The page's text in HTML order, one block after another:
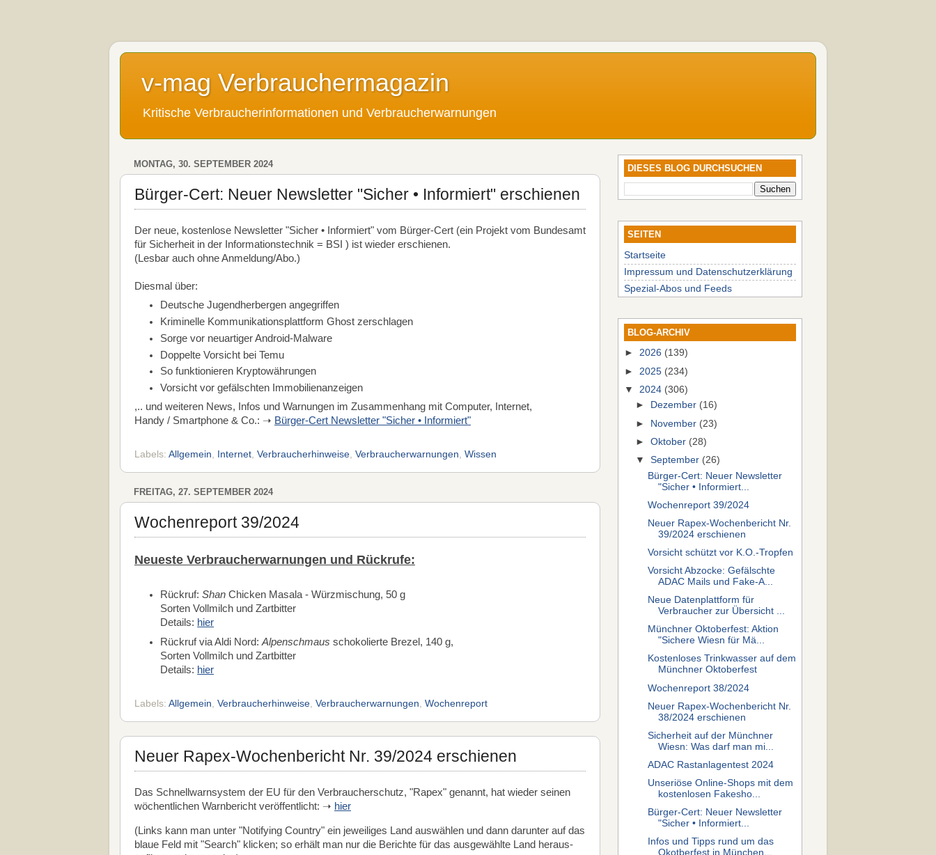
v-mag Verbrauchermagazin
Kritische Verbraucherinformationen und Verbraucherwarnungen
MONTAG, 30. SEPTEMBER 2024
Bürger-Cert: Neuer Newsletter "Sicher • Informiert" erschienen
Der neue, kostenlose Newsletter "Sicher • Informiert" vom Bürger-Cert (ein Projekt vom Bundesamt
für Sicherheit in der Informationstechnik = BSI ) ist wieder erschienen.
(Lesbar auch ohne Anmeldung/Abo.)
Diesmal über:
Deutsche Jugendherbergen angegriffen
Kriminelle Kommunikationsplattform Ghost zerschlagen
Sorge vor neuartiger Android-Malware
Doppelte Vorsicht bei Temu
So funktionieren Kryptowährungen
Vorsicht vor gefälschten Immobilienanzeigen
,.. und weiteren News, Infos und Warnungen im Zusammenhang mit Computer, Internet,
Handy / Smartphone & Co.: ➝ Bürger-Cert Newsletter "Sicher • Informiert"
Labels: Allgemein, Internet, Verbraucherhinweise, Verbraucherwarnungen, Wissen
FREITAG, 27. SEPTEMBER 2024
Wochenreport 39/2024
Neueste Verbraucherwarnungen und Rückrufe:
Rückruf:Shan Chicken Masala - Würzmischung, 50 g
Sorten Vollmilch und Zartbitter
Details: hier
Rückruf via Aldi Nord:Alpenschmaus schokolierte Brezel, 140 g,
Sorten Vollmilch und Zartbitter
Details: hier
Labels: Allgemein, Verbraucherhinweise, Verbraucherwarnungen, Wochenreport
Neuer Rapex-Wochenbericht Nr. 39/2024 erschienen
Das Schnellwarnsystem der EU für den Verbraucherschutz, "Rapex" genannt, hat wieder seinen
wöchentlichen Warnbericht veröffentlicht: ➝ hier
(Links kann man unter "Notifying Country" ein jeweiliges Land auswählen und dann darunter auf das
blaue Feld mit "Search" klicken; so erhält man nur die Berichte für das ausgewählte Land heraus-
DIESES BLOG DURCHSUCHEN
SEITEN
Startseite
Impressum und Datenschutzerklärung
Spezial-Abos und Feeds
BLOG-ARCHIV
► 2026 (139)
► 2025 (234)
▼ 2024 (306)
►
Dezember (16)
► November (23)
►Oktober (28)
▼September (26)
Bürger-Cert: Neuer Newsletter
"Sicher • Informiert...
Wochenreport 39/2024
Neuer Rapex-Wochenbericht Nr.
39/2024 erschienen
Vorsicht schützt vor K.O.-Tropfen
Vorsicht Abzocke: Gefälschte
ADAC Mails und Fake-A...
Neue Datenplattform für
Verbraucher zur Übersicht ...
Münchner Oktoberfest: Aktion
"Sichere Wiesn für Mä...
Kostenloses Trinkwasser auf dem
Münchner Oktoberfest
Wochenreport 38/2024
Neuer Rapex-Wochenbericht Nr.
38/2024 erschienen
Sicherheit auf der Münchner
Wiesn: Was darf man mi...
ADAC Rastanlagentest 2024
Unseriöse Online-Shops mit dem
kostenlosen Fakesho...
Bürger-Cert: Neuer Newsletter
"Sicher • Informiert...
Infos und Tipps rund um das
Okotberfest in München...